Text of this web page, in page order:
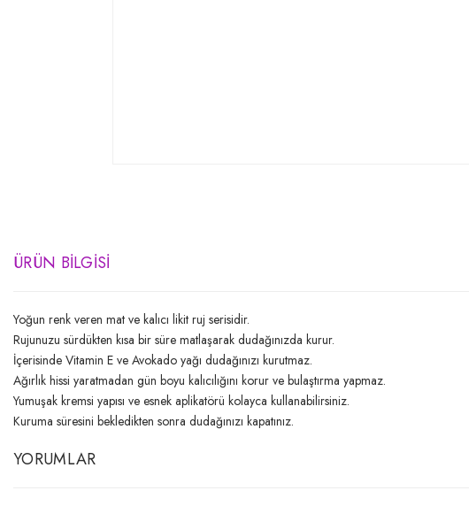
ÜRÜN BILGISI
Yoğun renk veren mat ve kalıcı likit ruj serisidir.
Rujunuzu sürdükten kısa bir süre matlaşarak dudağınızda kurur.
İçerisinde Vitamin E ve Avokado yağı dudağınızı kurutmaz.
Ağırlık hissi yaratmadan gün boyu kalıcılığını korur ve bulaştırma yapmaz.
Yumuşak kremsi yapısı ve esnek aplikatörü kolayca kullanabilirsiniz.
Kuruma süresini bekledikten sonra dudağınızı kapatınız.
YORUMLAR